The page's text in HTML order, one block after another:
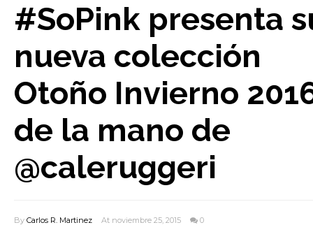
#SoPink presenta
nueva colección
Otoño Invierno
de la mano de
@caleruggeri
By Carlos R. Martinez At noviembre 25, 2015 0